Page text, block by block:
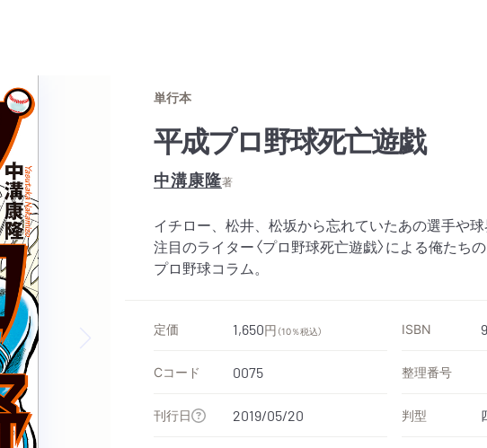
単行本
平成プロ野球死亡遊戯
中溝康隆著
イチロー、松井、松坂から忘れていたあの選手や
注目のライター〈プロ野球死亡遊戯〉による俺たち
プロ野球コラム。
定価 1,650円 （10％税込） ISBN
Cコード 0075 整理番号
刊行日 2019/05/20 判型